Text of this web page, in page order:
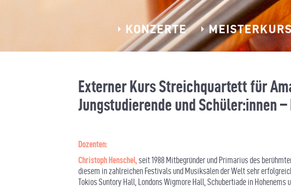
KONZERTE
Externer Kurs Streichquartett für
Jungstudierende und Schüler:innen
Dozenten:
Christoph Henschel,seit 1988 Mitbegründer und Primarius des
diesem in zahlreichen Festivals und Musiksälen der Welt sehr
Tokios Suntory Hall, Londons Wigmore Hall, Schubertiade in Hohenems